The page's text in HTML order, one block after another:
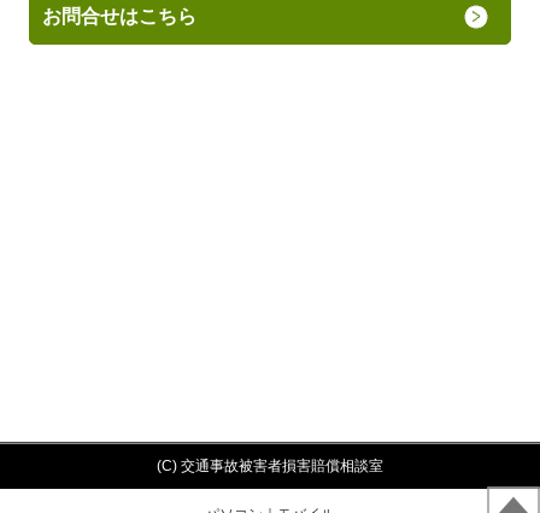
お問合せはこちら
(C) 交通事故被害者損害賠償相談室